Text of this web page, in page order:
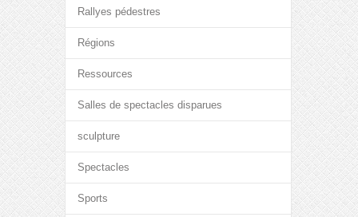
Rallyes pédestres
Régions
Ressources
Salles de spectacles disparues
sculpture
Spectacles
Sports